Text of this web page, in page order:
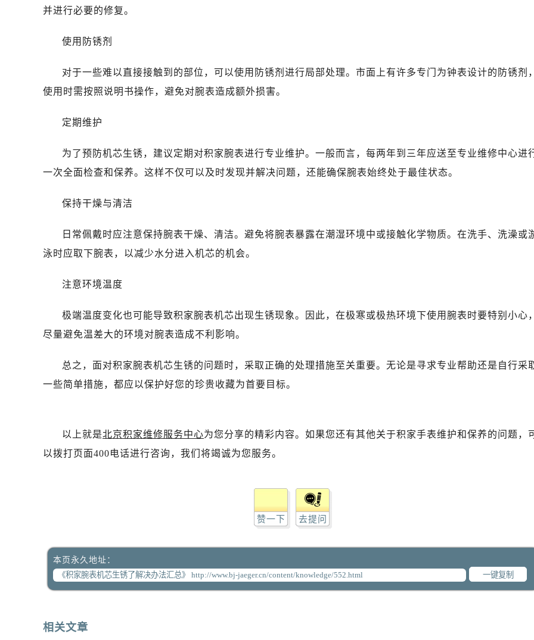
并进行必要的修复。
使用防锈剂
对于一些难以直接接触到的部位，可以使用防锈剂进行局部处理。市面上有许多专门为钟表设计的防锈剂
使用时需按照说明书操作，避免对腕表造成额外损害。
定期维护
为了预防机芯生锈，建议定期对积家腕表进行专业维护。一般而言，每两年到三年应送至专业维修中心进
一次全面检查和保养。这样不仅可以及时发现并解决问题，还能确保腕表始终处于最佳状态。
保持干燥与清洁
日常佩戴时应注意保持腕表干燥、清洁。避免将腕表暴露在潮湿环境中或接触化学物质。在洗手、洗澡或
泳时应取下腕表，以减少水分进入机芯的机会。
注意环境温度
极端温度变化也可能导致积家腕表机芯出现生锈现象。因此，在极寒或极热环境下使用腕表时要特别小心
尽量避免温差大的环境对腕表造成不利影响。
总之，面对积家腕表机芯生锈的问题时，采取正确的处理措施至关重要。无论是寻求专业帮助还是自行采
一些简单措施，都应以保护好您的珍贵收藏为首要目标。
以上就是北京积家维修服务中心为您分享的精彩内容。如果您还有其他关于积家手表维护和保养的问题，
以拨打页面400电话进行咨询，我们将竭诚为您服务。
赞一下 去提问
本页永久地址：
一键复制
相关文章